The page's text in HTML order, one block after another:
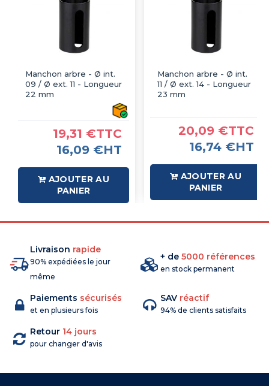
Manchon arbre - Ø int.
09 / Ø ext. 11 - Longueur
22 mm
19,31 €TTC
16,09 €HT
AJOUTER AU
PANIER
Manchon arbre - Ø int.
11 / Ø ext. 14 - Longueur
23 mm
20,09 €TTC
16,74 €HT
AJOUTER AU
PANIER
Livraison rapide
90% expédiées le jour
même
+ de 5000 références
en stock permanent
Paiements sécurisés
et en plusieurs fois
SAV réactif
94% de clients satisfaits
Retour 14 jours
pour changer d'avis